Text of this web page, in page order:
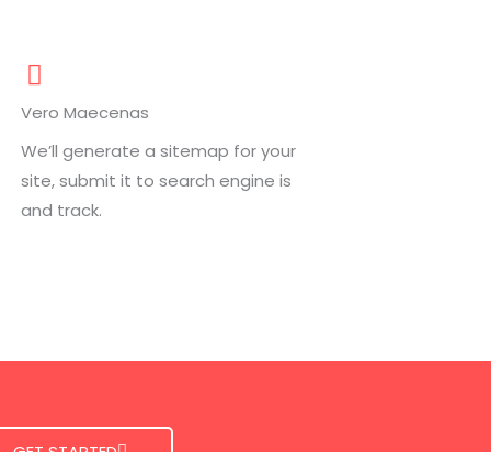
Vero Maecenas
We’ll generate a sitemap for your
site, submit it to search engine is
and track.